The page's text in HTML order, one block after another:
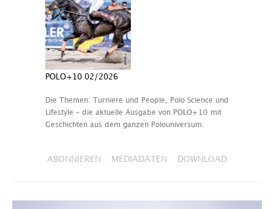
POLO+10 02/2026
Die Themen: Turniere und People, Polo Science und
Lifestyle – die aktuelle Ausgabe von POLO+10 mit
Geschichten aus dem ganzen Polouniversum.
ABONNIEREN MEDIADATEN DOWNLOAD